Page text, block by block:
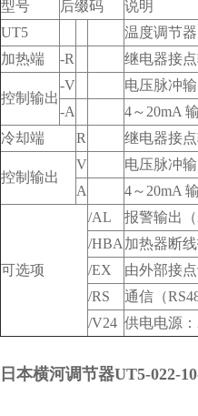
型号
后缀码
说明
UT5
温度调节器
加热端
-R 继电器接
控制输出
-V
电压脉冲
-A
4～20mA
冷却端
R 继电器接
控制输出
V
电压脉冲
A
4～20mA
可选项
/AL
报警输出（
/HBA 加热器断
/EX
由外部接
/RS
通信（
/V24 供电电源
日本横河调节器UT5-022-